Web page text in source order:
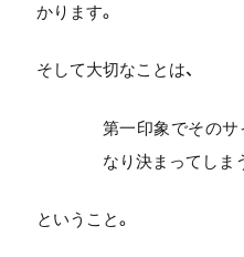
かります。
そして大切なことは、
第一印象でその
なり決まってしま
ということ。